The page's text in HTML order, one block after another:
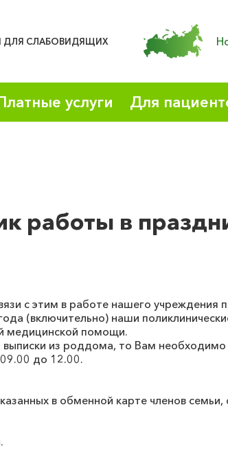
ДЛЯ СЛАБОВИДЯЩИХ
услуги Для
работы в
с этим в работе нашего учреждения
(включительно) наши
медицинской помощи.
выписки из роддома, то Вам
до 12.00.
в обменной карте членов